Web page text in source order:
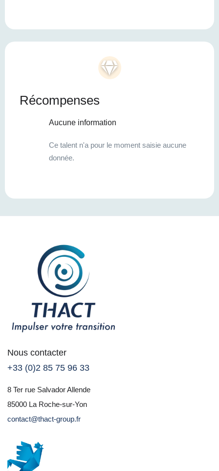
Récompenses
Aucune information
Ce talent n'a pour le moment saisie aucune
donnée.
Nous contacter
+33 (0)2 85 75 96 33
8 Ter rue Salvador Allende
85000 La Roche-sur-Yon
contact@thact-group.fr